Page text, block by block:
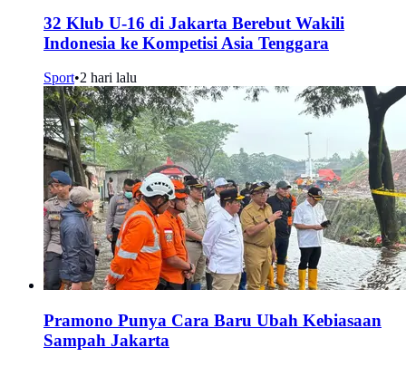
32 Klub U-16 di Jakarta Berebut Wakili
Indonesia ke Kompetisi Asia Tenggara
Sport•2 hari lalu
Pramono Punya Cara Baru Ubah Kebiasaan
Sampah Jakarta